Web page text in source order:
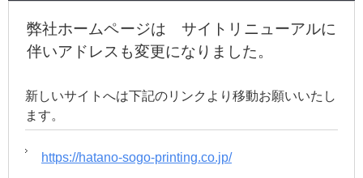
弊社ホームページは サイトリニューアルに
伴いアドレスも変更になりました。
新しいサイトへは下記のリンクより移動お願いいたし
ます。
https://hatano-sogo-printing.co.jp/